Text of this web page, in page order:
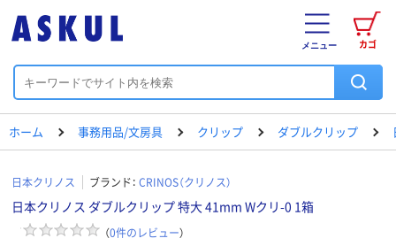
カゴ
メニュー
ホーム 事務用品/文房具 クリップ ダブルクリップ
日本クリノス ブランド： CRINOS（クリノス）
日本クリノス ダブルクリップ 特大 41mm Wクリ-0 1箱
（0件のレビュー）